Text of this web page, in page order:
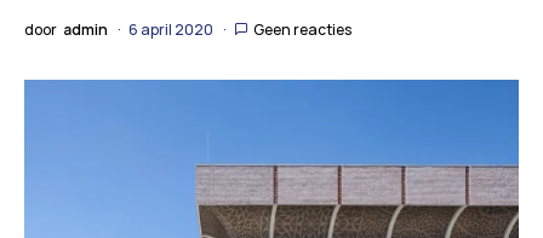
door admin 6 april 2020 Geen reacties